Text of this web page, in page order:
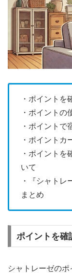
・ポイントを
・ポイントの
・ポイントで
・ポイントカ
・ポイントを
いて
・『シャトレ
まとめ
ポイントを確
シャトレーゼの